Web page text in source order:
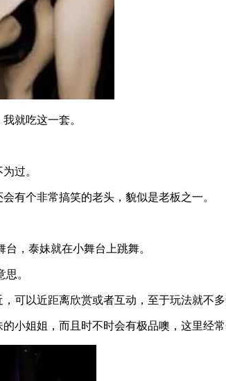
就吃这一套。
过。
有个非常搞笑的老头，貌似是老板之一。
，泰妹就在小舞台上跳舞。
。
可以近距离欣赏或者互动，至于玩法就不
小姐姐，而且时不时会有极品噢，这里经常